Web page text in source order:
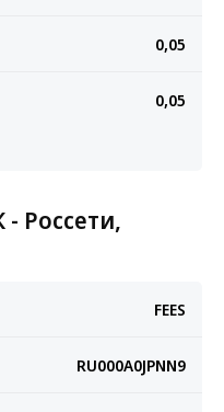
0,05
0,05
Россети,
FEES
RU000A0JPNN9